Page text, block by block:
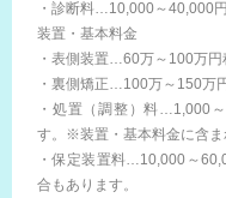
・診断料…10,000～40,000
装置・基本料金
・表側装置…60万～100万円
・裏側矯正…100万～150万
・処置（調整）料…1,000
す。※装置・基本料金に含ま
・保定装置料…10,000～
合もあります。